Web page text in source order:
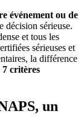
événement ou de
décision sérieuse.
et tous les
sérieuses et
la différence
7 critères
un